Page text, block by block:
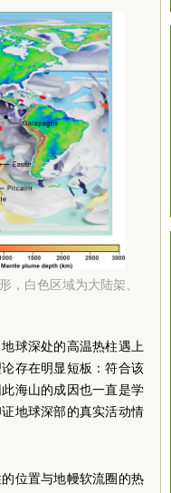
，白色区域为大陆架、
球深处的高温热柱遇上
存在明显短板：符合该
海山的成因也一直是学
地球深部的真实活动情
位置与地幔软流圈的热